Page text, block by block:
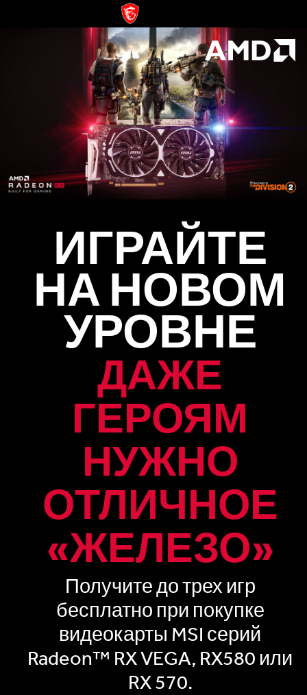
ИГРАЙТЕ
НА НОВОМ
УРОВНЕ
ДАЖЕ
ГЕРОЯМ
НУЖНО
ОТЛИЧНОЕ
«ЖЕЛЕЗО»
Получите до трех игр
бесплатно при покупке
видеокарты MSI серий
Radeon™ RX VEGA, RX580 или
RX 570.